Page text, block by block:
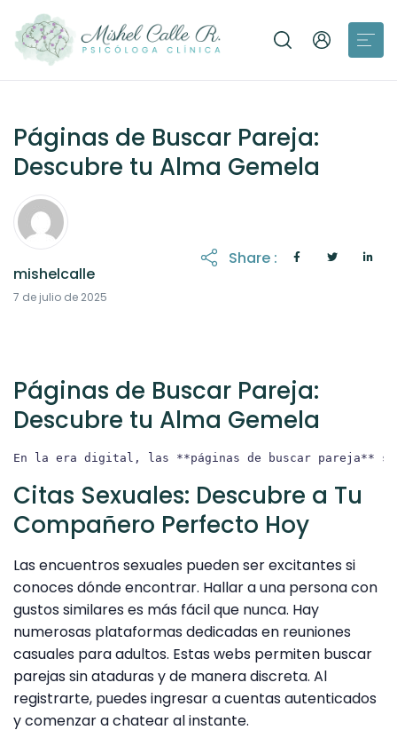
Páginas de Buscar Pareja:
Descubre tu Alma Gemela
mishelcalle
7 de julio de 2025
Share :
Páginas de Buscar Pareja:
Descubre tu Alma Gemela
Citas Sexuales: Descubre a Tu
Compañero Perfecto Hoy
Las encuentros sexuales pueden ser excitantes si
conoces dónde encontrar. Hallar a una persona con
gustos similares es más fácil que nunca. Hay
numerosas plataformas dedicadas en reuniones
casuales para adultos. Estas webs permiten buscar
parejas sin ataduras y de manera discreta. Al
registrarte, puedes ingresar a cuentas autenticados
y comenzar a chatear al instante.